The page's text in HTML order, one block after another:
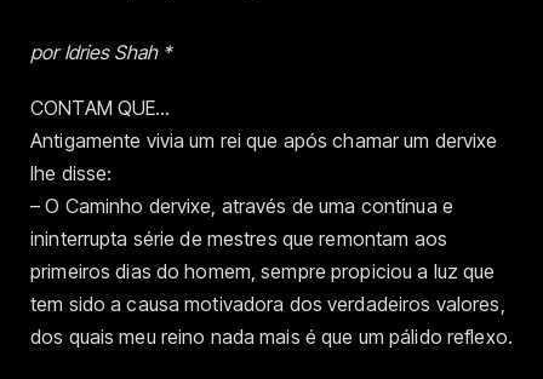
por Idries Shah *
CONTAM QUE…
Antigamente vivia um rei que após chamar um dervixe
lhe disse:
– O Caminho dervixe, através de uma contínua e
ininterrupta série de mestres que remontam aos
primeiros dias do homem, sempre propiciou a luz que
tem sido a causa motivadora dos verdadeiros valores,
dos quais meu reino nada mais é que um pálido reflexo.